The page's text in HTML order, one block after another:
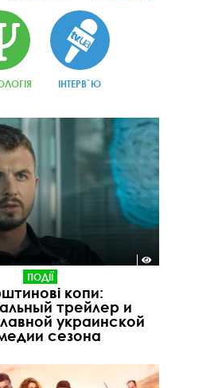
ІНТЕРВ`Ю
ПОДІЇ
копи:
трейлер и
украинской
сезона